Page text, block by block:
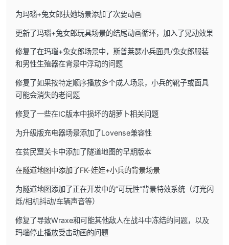
为玛瑙+兔女郎扶她场景添加了次要动画
更新了玛瑙+兔女郎玩具场景的结尾动画循环，加入了晃动效果
修复了在玛瑙+兔女郎场景中，斯普莱瑟小兵面具/兔女郎服装
和男性生殖器在背景中浮动的问题
修复了如果按特定顺序播放多个成人场景，小兵的靴子或面具
可能会消失的老问题
修复了一些在IC版本中损坏的胡萝卜相关问题
为升级版充电器场景添加了Lovense兼容性
在贫民窟关卡中添加了隧道地图的早期版本
在隧道地图中添加了FK-娃娃+小兵的背景场景
为隧道地图添加了正在开发中的”可玩性”背景特效系统（灯光闪
烁/相机抖动/车辆声音等）
修复了导致Wraxe和可能其他敌人在战斗中冻结的问题，以及
玛瑙停止播放受击动画的问题